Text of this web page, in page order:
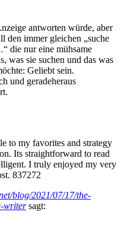
antworten würde, aber
den immer gleichen „suche
die nur eine mühsame
was sie suchen und das was
Geliebt sein.
und geradeheraus
to my favorites and strategy
Its straightforward to read
I truly enjoyed my very
837272
blog/2021/07/17/the-
writer sagt: